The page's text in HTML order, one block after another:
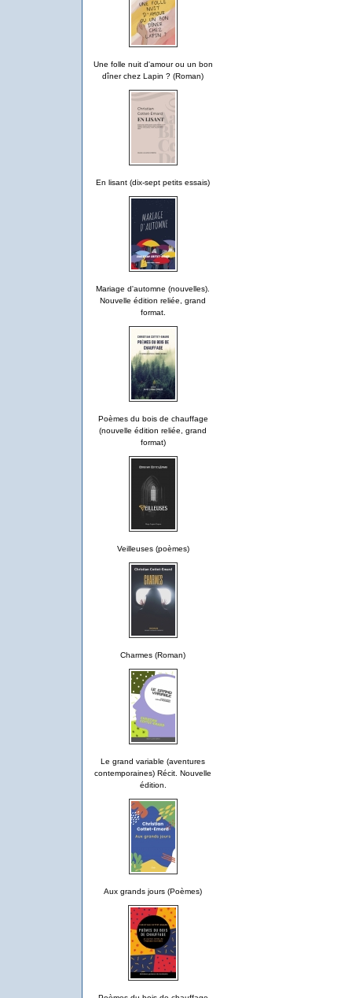
Une folle nuit d'amour ou un bon
dîner chez Lapin ? (Roman)
En lisant (dix-sept petits essais)
Mariage d'automne (nouvelles).
Nouvelle édition reliée, grand
format.
Poèmes du bois de chauffage
(nouvelle édition reliée, grand
format)
Veilleuses (poèmes)
Charmes (Roman)
Le grand variable (aventures
contemporaines) Récit. Nouvelle
édition.
Aux grands jours (Poèmes)